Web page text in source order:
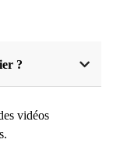
?
vidéos